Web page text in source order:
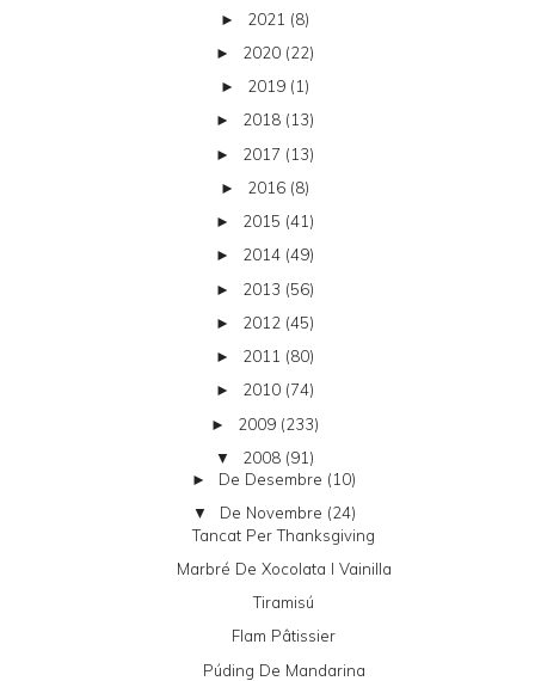
► 2021 (8)
► 2020 (22)
► 2019 (1)
► 2018 (13)
► 2017 (13)
► 2016 (8)
► 2015 (41)
► 2014 (49)
► 2013 (56)
► 2012 (45)
► 2011 (80)
► 2010 (74)
► 2009 (233)
▼ 2008 (91)
► De Desembre (10)
▼ De Novembre (24)
Tancat Per Thanksgiving
Marbré De Xocolata I Vainilla
Tiramisú
Flam Pâtissier
Púding De Mandarina